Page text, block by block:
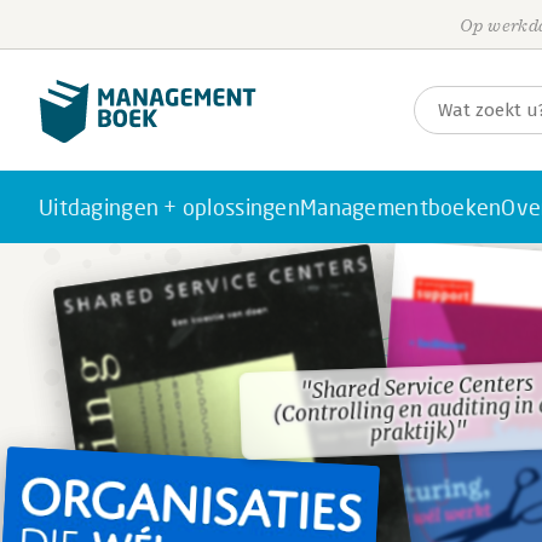
Op
Uitdagingen + oplossingenManagementboeken
"Shared Service Centers
(Controlling en auditing in
praktijk)"
"Shared Service Centers
(Controlling en auditing in
praktijk)"